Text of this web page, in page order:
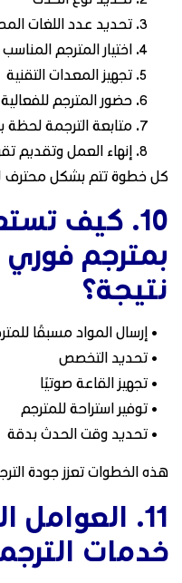
تحديد عدد اللغات
اختيار المترجم المناسب
تجهيز المعدات التقنية
حضور المترجم للفعالية
متابعة الترجمة لحظة
إنهاء العمل وتقديم
كل خطوة تتم بشكل محترف
10. كيف
بمترجم
نتيجة؟
• إرسال المواد مسبقًا
• تحديد التخصص
• تجهيز القاعة صوتيًا
• توفير استراحة للمترجم
• تحديد وقت الحدث بدقة
هذه الخطوات تعزز جودة
11.
خدمات